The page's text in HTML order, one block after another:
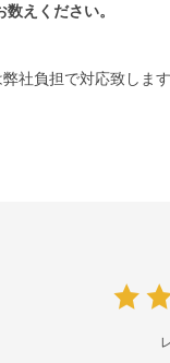
えください。
負担で対応致しま